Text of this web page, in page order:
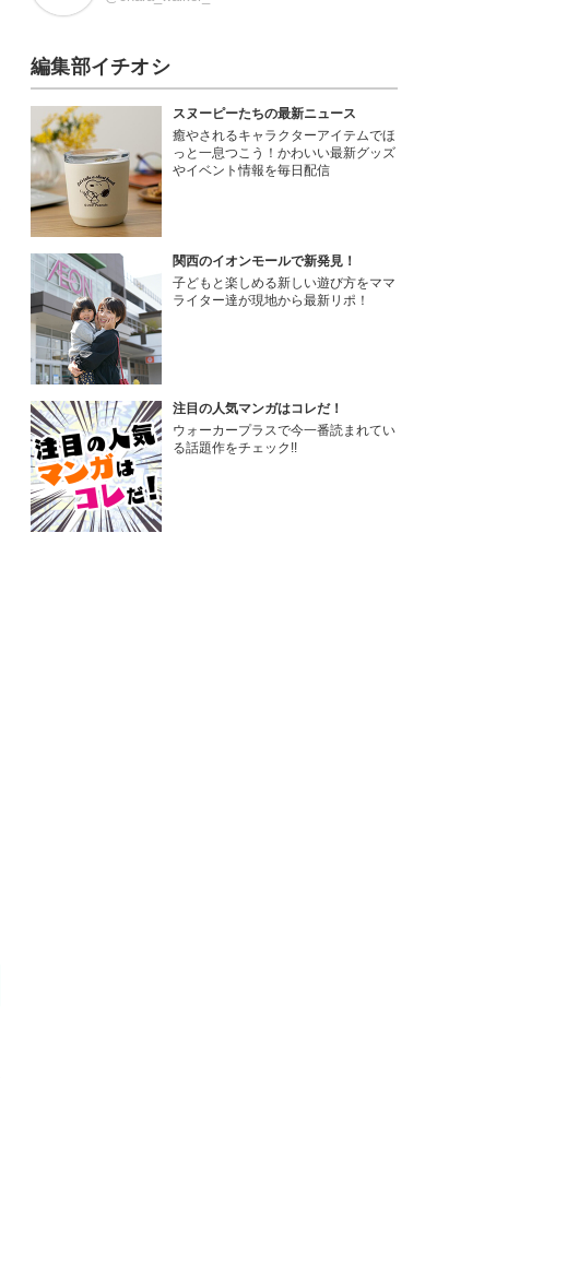
編集部イチオシ
スヌーピーたちの最新ニュース
癒やされるキャラクターアイテムでほ
っと一息つこう！かわいい最新グッズ
やイベント情報を毎日配信
関西のイオンモールで新発見！
子どもと楽しめる新しい遊び方をママ
ライター達が現地から最新リポ！
注目の人気マンガはコレだ！
ウォーカープラスで今一番読まれてい
る話題作をチェック!!